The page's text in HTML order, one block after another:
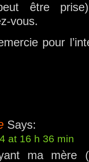
être
vous.
pour
Says:
at 16 h 36 min
ma mère